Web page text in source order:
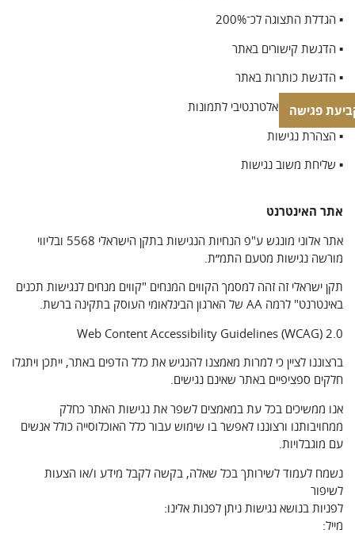
▪ הגדלת התצוגה לכ־200%
▪ הדגשת קישורים באתר
▪ הדגשת כותרות באתר
▪ הצגת תיאור אלטרנטיבי לתמונות
▪ הצהרת נגישות
▪ שליחת משוב נגישות
אתר האינטרנט
אתר אלוני מונגש ע"פ הנחיות הנגישות בתקן הישראלי 5568 ובליווי
מורשה נגישות מטעם התמ״ת.
תקן ישראלי זה זהה למסמך הקווים המנחים "קווים מנחים לנגישות תכנים
באינטרנט" לרמה AA של הארגון הבינלאומי העוסק בתקינה ברשת.
Web Content Accessibility Guidelines (WCAG) 2.0
ברצוננו לציין כי למרות מאמצנו להנגיש את כלל הדפים באתר, ייתכן ויתגלו
חלקים ספציפיים באתר שאינם נגישים.
אנו ממשיכים בכל עת במאמצים לשפר את נגישות האתר כחלק
ממחויבותנו ורצוננו לאפשר בו שימוש עבור כלל האוכלוסייה כולל אנשים
עם מוגבלויות.
נשמח לעמוד לשירותך בכל שאלה, בקשה לקבל מידע ו/או הצעות
לשיפור
לפניות בנושא נגישות ניתן לפנות אלינו:
מייל:
פגישה